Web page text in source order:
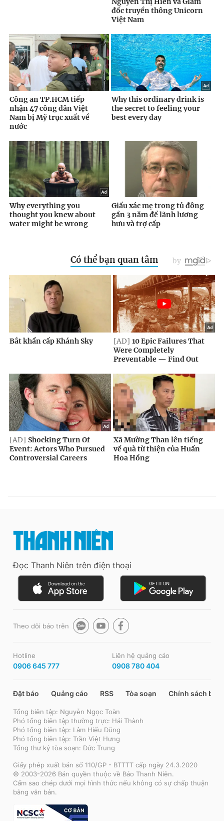
Đọc Thanh Niên trên điện thoại
Theo dõi báo trên
Hotline
0906 645 777
Liên hệ quảng cáo
0908 780 404
Đặt báo Quảng cáo RSS Tòa soạn Chính sách bảo
Tổng biên tập: Nguyễn Ngọc Toàn
Phó tổng biên tập thường trực: Hải Thành
Phó tổng biên tập: Lâm Hiếu Dũng
Phó tổng biên tập: Trần Việt Hưng
Tổng thư ký tòa soạn: Đức Trung
Giấy phép xuất bản số 110/GP - BTTTT cấp ngày 24.3.2020
© 2003-2026 Bản quyền thuộc về Báo Thanh Niên.
Cấm sao chép dưới mọi hình thức nếu không có sự chấp thuận
bằng văn bản.